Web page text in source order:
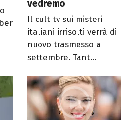
vedremo
Il cult tv sui misteri
italiani irrisolti verrà di
nuovo trasmesso a
settembre. Tant...